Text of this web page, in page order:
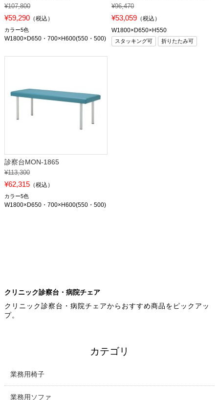
¥107,800
¥59,290（税込）
カラー5色
W1800×D650・700×H600(550・500)
¥96,470
¥53,059 （税込）
W1800×D650×H550
スタッキング可 折りたたみ可
診察台MON-1865
¥113,300
¥62,315（税込）
カラー5色
W1800×D650・700×H600(550・500)
クリニック診察台・病院チェア
クリニック診察台・病院チェアからおすすめ商品をピックアッ
プ。
カテゴリ
業務用椅子
業務用ソファ